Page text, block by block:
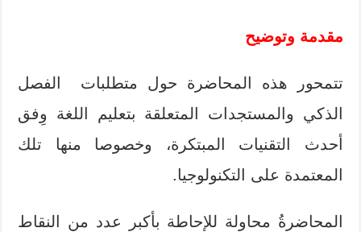
مقدمة وتوضيح
تتمحور هذه المحاضرة حول متطلبات الفصل
الذكي والمستجدات المتعلقة بتعليم اللغة وِفق
أحدث التقنيات المبتكرة، وخصوصا منها تلك
المعتمدة على التكنولوجيا.
المحاضرةُ محاولة للإحاطة بأكبر عدد من النقاط